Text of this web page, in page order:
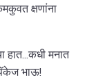
क्षणांना
हात...कधी मनात
पॅकेज भाऊ!